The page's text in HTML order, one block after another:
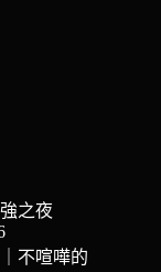
之夜
不喧嘩的